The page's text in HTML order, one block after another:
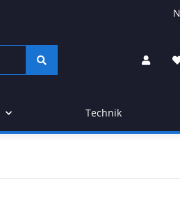
Technik